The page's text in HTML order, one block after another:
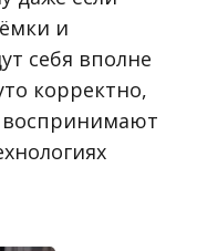
и
себя вполне
корректно,
воспринимают